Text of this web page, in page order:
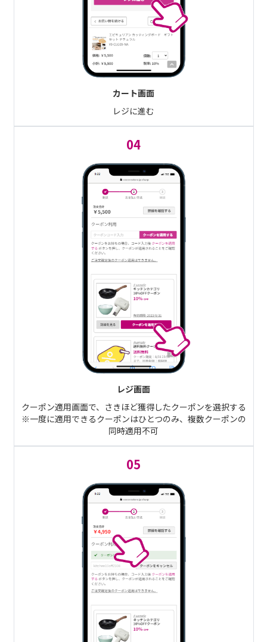
カート画面
レジに進む
04
レジ画面
クーポン適用画面で、さきほど獲得したクーポンを選択する
※一度に適用できるクーポンはひとつのみ、複数クーポンの
同時適用不可
05